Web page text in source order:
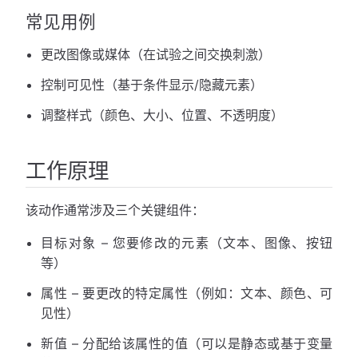
常见用例
更改图像或媒体（在试验之间交换刺激）
控制可见性（基于条件显示/隐藏元素）
调整样式（颜色、大小、位置、不透明度）
工作原理
该动作通常涉及三个关键组件：
目标对象 – 您要修改的元素（文本、图像、按钮
等）
属性 – 要更改的特定属性（例如：文本、颜色、可
见性）
新值 – 分配给该属性的值（可以是静态或基于变量